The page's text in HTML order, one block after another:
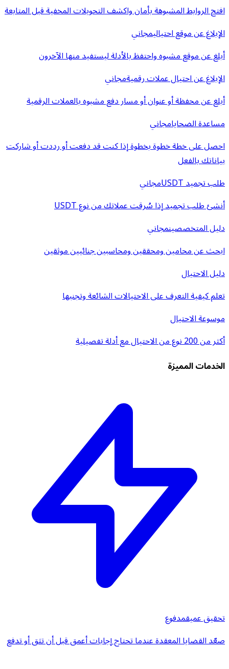
افتح الروابط المشبوهة بأمان واكشف التحويلات المخفية قبل المتابعة
الإبلاغ عن موقع احتياليمجاني
أبلغ عن موقع مشبوه واحتفظ بالأدلة ليستفيد منها الآخرون
الإبلاغ عن احتيال عملات رقميةمجاني
أبلغ عن محفظة أو عنوان أو مسار دفع مشبوه بالعملات الرقمية
مساعدة الضحايامجاني
احصل على خطة خطوة بخطوة إذا كنت قد دفعت أو رددت أو شاركت
بياناتك بالفعل
طلب تجميد USDT
مجاني
أنشئ طلب تجميد إذا سُرقت عملاتك من نوع USDT
دليل المتخصصينمجاني
ابحث عن محامين ومحققين ومحاسبين جنائيين موثقين
دليل الاحتيال
تعلم كيفية التعرف على الاحتيالات الشائعة وتجنبها
موسوعة الاحتيال
أكثر من 200 نوع من الاحتيال مع أدلة تفصيلية
الخدمات المميزة
تحقيق عميقمدفوع
صعّد القضايا المعقدة عندما تحتاج إجابات أعمق قبل أن تثق أو تدفع